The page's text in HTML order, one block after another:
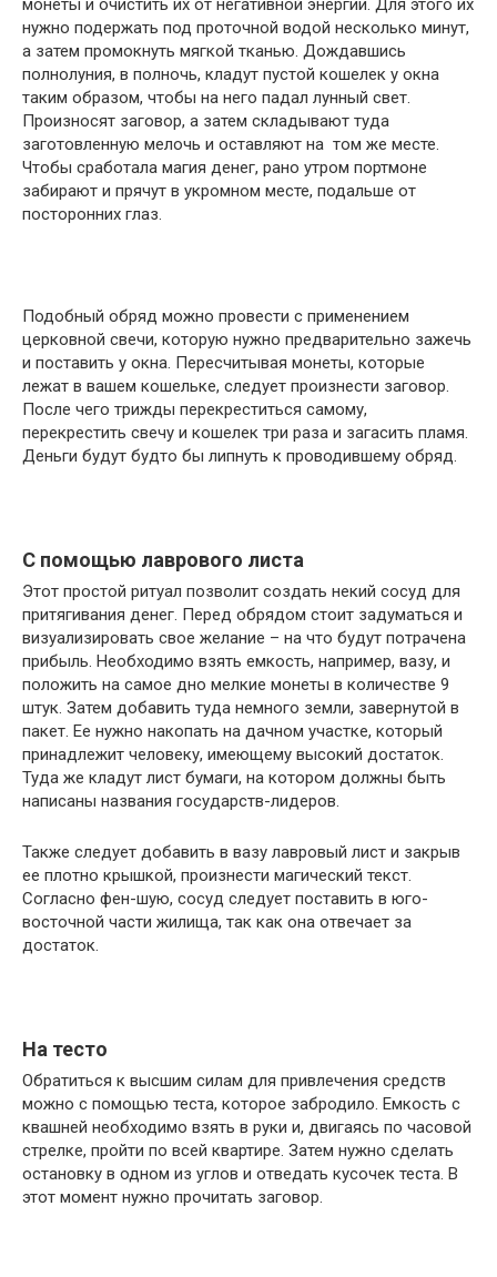
монеты и очистить их от негативной энергии. Для этого их
нужно подержать под проточной водой несколько минут,
а затем промокнуть мягкой тканью. Дождавшись
полнолуния, в полночь, кладут пустой кошелек у окна
таким образом, чтобы на него падал лунный свет.
Произносят заговор, а затем складывают туда
заготовленную мелочь и оставляют на том же месте.
Чтобы сработала магия денег, рано утром портмоне
забирают и прячут в укромном месте, подальше от
посторонних глаз.
Подобный обряд можно провести с применением
церковной свечи, которую нужно предварительно зажечь
и поставить у окна. Пересчитывая монеты, которые
лежат в вашем кошельке, следует произнести заговор.
После чего трижды перекреститься самому,
перекрестить свечу и кошелек три раза и загасить пламя.
Деньги будут будто бы липнуть к проводившему обряд.
С помощью лаврового листа
Этот простой ритуал позволит создать некий сосуд для
притягивания денег. Перед обрядом стоит задуматься и
визуализировать свое желание – на что будут потрачена
прибыль. Необходимо взять емкость, например, вазу, и
положить на самое дно мелкие монеты в количестве 9
штук. Затем добавить туда немного земли, завернутой в
пакет. Ее нужно накопать на дачном участке, который
принадлежит человеку, имеющему высокий достаток.
Туда же кладут лист бумаги, на котором должны быть
написаны названия государств-лидеров.
Также следует добавить в вазу лавровый лист и закрыв
ее плотно крышкой, произнести магический текст.
Согласно фен-шую, сосуд следует поставить в юго-
восточной части жилища, так как она отвечает за
достаток.
На тесто
Обратиться к высшим силам для привлечения средств
можно с помощью теста, которое забродило. Емкость с
квашней необходимо взять в руки и, двигаясь по часовой
стрелке, пройти по всей квартире. Затем нужно сделать
остановку в одном из углов и отведать кусочек теста. В
этот момент нужно прочитать заговор.